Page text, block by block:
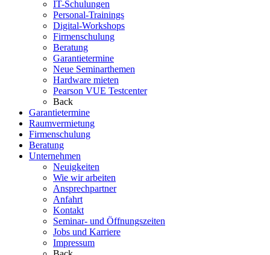
IT-Schulungen
Personal-Trainings
Digital-Workshops
Firmenschulung
Beratung
Garantietermine
Neue Seminarthemen
Hardware mieten
Pearson VUE Testcenter
Back
Garantietermine
Raumvermietung
Firmenschulung
Beratung
Unternehmen
Neuigkeiten
Wie wir arbeiten
Ansprechpartner
Anfahrt
Kontakt
Seminar- und Öffnungszeiten
Jobs und Karriere
Impressum